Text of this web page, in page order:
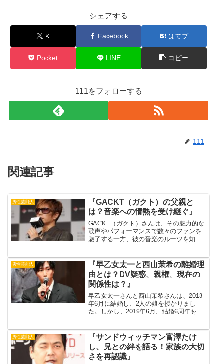
シェアする
X Facebook はてブ
Pocket LINE コピー
111をフォローする
111
関連記事
男性芸能人
『GACKT（ガクト）の父親と
は？音楽への情熱を受け継ぐ』
GACKT（ガクト）さんは、その魅力的な
歌声やパフォーマンスで数々のファンを
魅了する一方、彼の音楽のルーツを知る
典元：ライブドアニュース彼の父親は、
プロのトランペット奏...
男性芸能人
『早乙女太一と西山茉希の離婚理
由とは？DV疑惑、親権、現在の
関係性は？』
早乙女太一さんと西山茉希さんは、2013
年6月に結婚し、2人の娘を授かりまし
た。しかし、2019年6月、結婚6周年を目
は、公式には明らかにされていません。
しかし、様々...
男性芸能人
『サンドウィッチマン富澤たけ
し、兄との絆を語る！家族の大切
さを再認識』